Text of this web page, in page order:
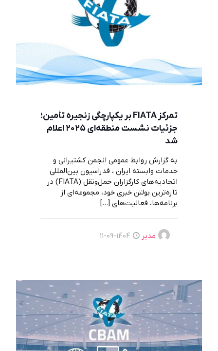
تمرکز FIATA بر یکپارچگی زنجیره تأمین؛
جزئیات نشست منطقه‌ای ۲۰۲۵ اعلام
شد
به گزارش روابط عمومی انجمن کشتیرانی و
خدمات وابسته ایران ، فدراسیون بین‌المللی
اتحادیه‌های کارگزاران حمل‌ونقل (FIATA) در
تازه‌ترین بولتن خبری خود، مجموعه‌ای از
برنامه‌ها، فعالیت‌های […]
مدیر 1404-09-11